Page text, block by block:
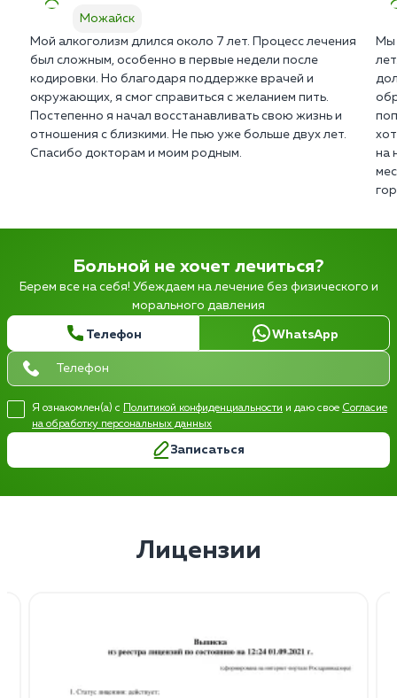
Можайск
Мой алкоголизм длился около 7 лет. Процесс лечения
был сложным, особенно в первые недели после
кодировки. Но благодаря поддержке врачей и
окружающих, я смог справиться с желанием пить.
Постепенно я начал восстанавливать свою жизнь и
отношения с близкими. Не пью уже больше двух лет.
Спасибо докторам и моим родным.
Мы
на
Больной не хочет лечиться?
Берем все на себя! Убеждаем на лечение без физического и
морального давления
Телефон WhatsApp
Я ознакомлен(а) с Политикой конфиденциальности и даю свое Согласие
на обработку персональных данных
Записаться
Лицензии